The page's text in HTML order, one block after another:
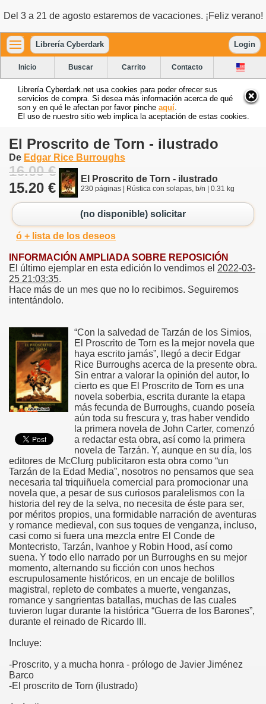
Del 3 a 21 de agosto estaremos de vacaciones. ¡Feliz verano!
Librería Cyberdark Login
Inicio Buscar Carrito Contacto
Librería Cyberdark.net usa cookies para poder ofrecer sus
servicios de compra. Si desea más información acerca de qué
son y en qué le afectan por favor pinche aquí
El uso de nuestro sitio web implica la aceptación de estas cookies.
El Proscrito de Torn - ilustrado
De Edgar Rice Burroughs
16.00 €
15.20 €
El Proscrito de Torn - ilustrado
230 páginas | Rústica con solapas, b/n | 0.31 kg
(no disponible) solicitar
ó + lista de los deseos
INFORMACIÓN AMPLIADA SOBRE REPOSICIÓN
El último ejemplar en esta edición lo vendimos el 2022-03-
25 21:03:35.
Hace más de un mes que no lo recibimos. Seguiremos
intentándolo.
“Con la salvedad de Tarzán de los Simios,
El Proscrito de Torn es la mejor novela que
haya escrito jamás”, llegó a decir Edgar
Rice Burroughs acerca de la presente obra.
Sin entrar a valorar la opinión del autor, lo
cierto es que El Proscrito de Torn es una
novela soberbia, escrita durante la etapa
más fecunda de Burroughs, cuando poseía
aún toda su frescura y, tras haber vendido
la primera novela de John Carter, comenzó
a redactar esta obra, así como la primera
novela de Tarzán. Y, aunque en su día, los
editores de McClurg publicitaron esta obra como “un
Tarzán de la Edad Media”, nosotros no pensamos que sea
necesaria tal triquiñuela comercial para promocionar una
novela que, a pesar de sus curiosos paralelismos con la
historia del rey de la selva, no necesita de éste para ser,
por méritos propios, una formidable narración de aventuras
y romance medieval, con sus toques de venganza, incluso,
casi como si fuera una mezcla entre El Conde de
Montecristo, Tarzán, Ivanhoe y Robin Hood, así como
suena. Y todo ello narrado por un Burroughs en su mejor
momento, alternando su ficción con unos hechos
escrupulosamente históricos, en un encaje de bolillos
magistral, repleto de combates a muerte, venganzas,
romance y sangrientas batallas, muchas de las cuales
tuvieron lugar durante la histórica “Guerra de los Barones”,
durante el reinado de Ricardo III.
Incluye:
-Proscrito, y a mucha honra - prólogo de Javier Jiménez
Barco
-El proscrito de Torn (ilustrado)